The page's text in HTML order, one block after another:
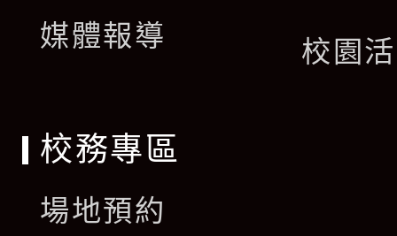
媒體報導 校園
校務專區
場地預約